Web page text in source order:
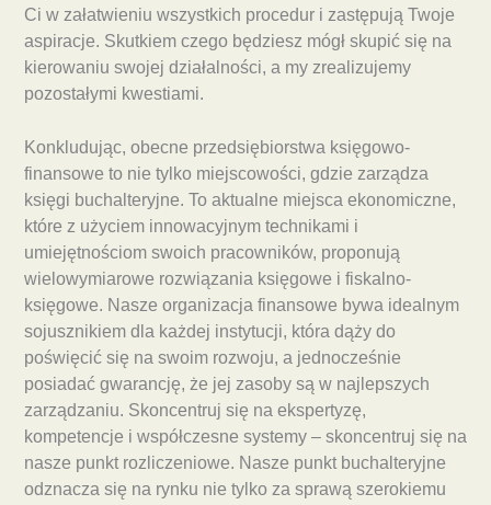
Ci w załatwieniu wszystkich procedur i zastępują Twoje
aspiracje. Skutkiem czego będziesz mógł skupić się na
kierowaniu swojej działalności, a my zrealizujemy
pozostałymi kwestiami.
Konkludując, obecne przedsiębiorstwa księgowo-
finansowe to nie tylko miejscowości, gdzie zarządza
księgi buchalteryjne. To aktualne miejsca ekonomiczne,
które z użyciem innowacyjnym technikami i
umiejętnościom swoich pracowników, proponują
wielowymiarowe rozwiązania księgowe i fiskalno-
księgowe. Nasze organizacja finansowe bywa idealnym
sojusznikiem dla każdej instytucji, która dąży do
poświęcić się na swoim rozwoju, a jednocześnie
posiadać gwarancję, że jej zasoby są w najlepszych
zarządzaniu. Skoncentruj się na ekspertyzę,
kompetencje i współczesne systemy – skoncentruj się na
nasze punkt rozliczeniowe. Nasze punkt buchalteryjne
odznacza się na rynku nie tylko za sprawą szerokiemu